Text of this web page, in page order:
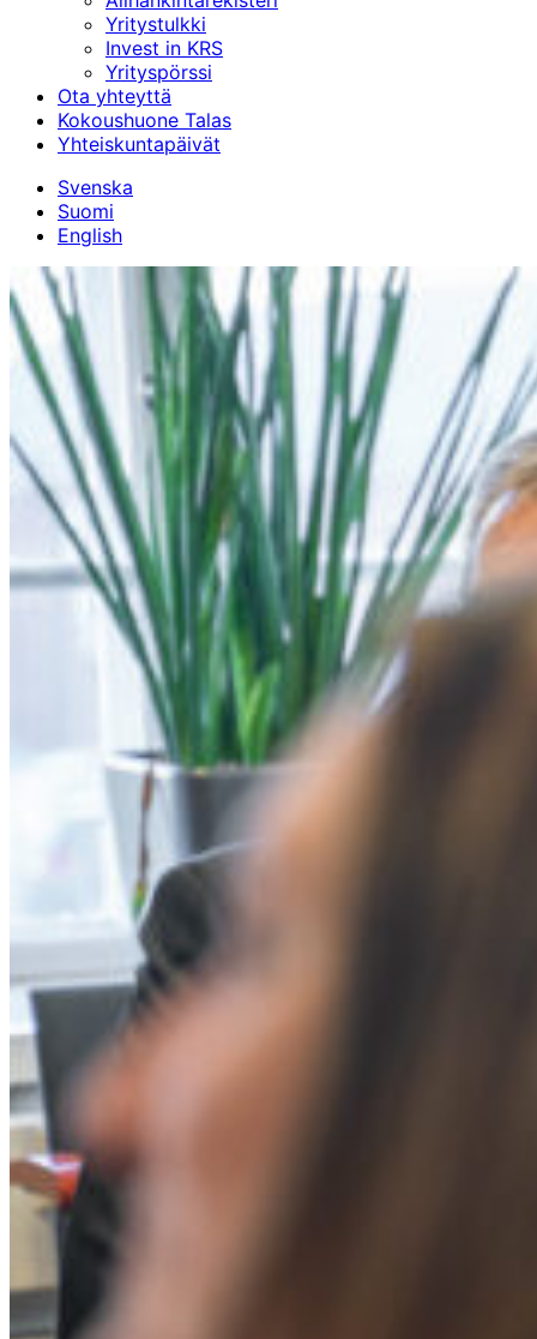
Yritystulkki
Invest in KRS
Yrityspörssi
Ota yhteyttä
Kokoushuone Talas
Yhteiskuntapäivät
Svenska
Suomi
English